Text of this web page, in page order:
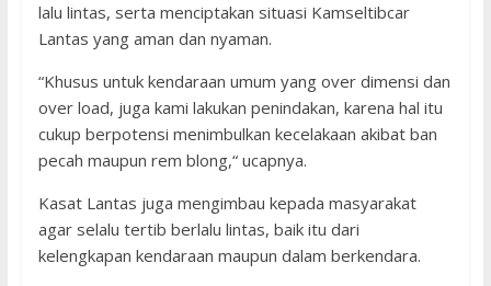
lalu lintas, serta menciptakan situasi Kamseltibcar
Lantas yang aman dan nyaman.
“Khusus untuk kendaraan umum yang over dimensi dan
over load, juga kami lakukan penindakan, karena hal itu
cukup berpotensi menimbulkan kecelakaan akibat ban
pecah maupun rem blong,“ ucapnya.
Kasat Lantas juga mengimbau kepada masyarakat
agar selalu tertib berlalu lintas, baik itu dari
kelengkapan kendaraan maupun dalam berkendara.